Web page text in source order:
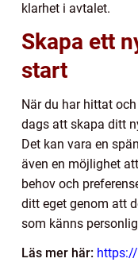
klarhet i avtalet.
Skapa ett
start
När du har hittat
dags att skapa ditt
Det kan vara en
även en möjlighet
behov och
ditt eget genom att
som känns
Läs mer här: